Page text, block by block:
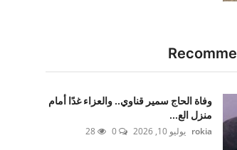
وفاة الحاج سمير قناوي.. والعزاء غدًا أمام
منزل الع...
rokia يوليو 10, 2026 0
28